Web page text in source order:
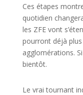
Ces étapes
quotidien
les ZFE vont
pourront déjà
agglomérations.
bientôt.
Le vrai tournant